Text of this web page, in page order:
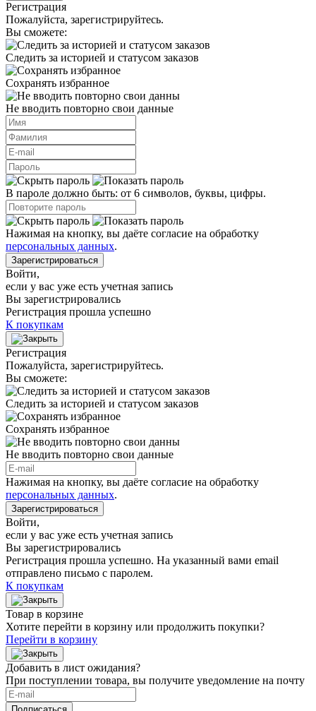
Регистрация
Пожалуйста, зарегистрируйтесь.
Вы сможете:
Следить за историей и статусом заказов
Сохранять избранное
Не вводить повторно свои данные
В пароле должно быть: от 6 символов, буквы, цифры.
Нажимая на кнопку, вы даёте согласие на обработку
персональных данных.
Зарегистрироваться
Войти,
если у вас уже есть учетная запись
Вы зарегистрировались
Регистрация прошла успешно
К покупкам
Регистрация
Пожалуйста, зарегистрируйтесь.
Вы сможете:
Следить за историей и статусом заказов
Сохранять избранное
Не вводить повторно свои данные
Нажимая на кнопку, вы даёте согласие на обработку
персональных данных.
Зарегистрироваться
Войти,
если у вас уже есть учетная запись
Вы зарегистрировались
Регистрация прошла успешно. На указанный вами email
отправлено письмо с паролем.
К покупкам
Товар в корзине
Хотите перейти в корзину или продолжить покупки?
Перейти в корзину
Добавить в лист ожидания?
При поступлении товара, вы получите уведомление на почту